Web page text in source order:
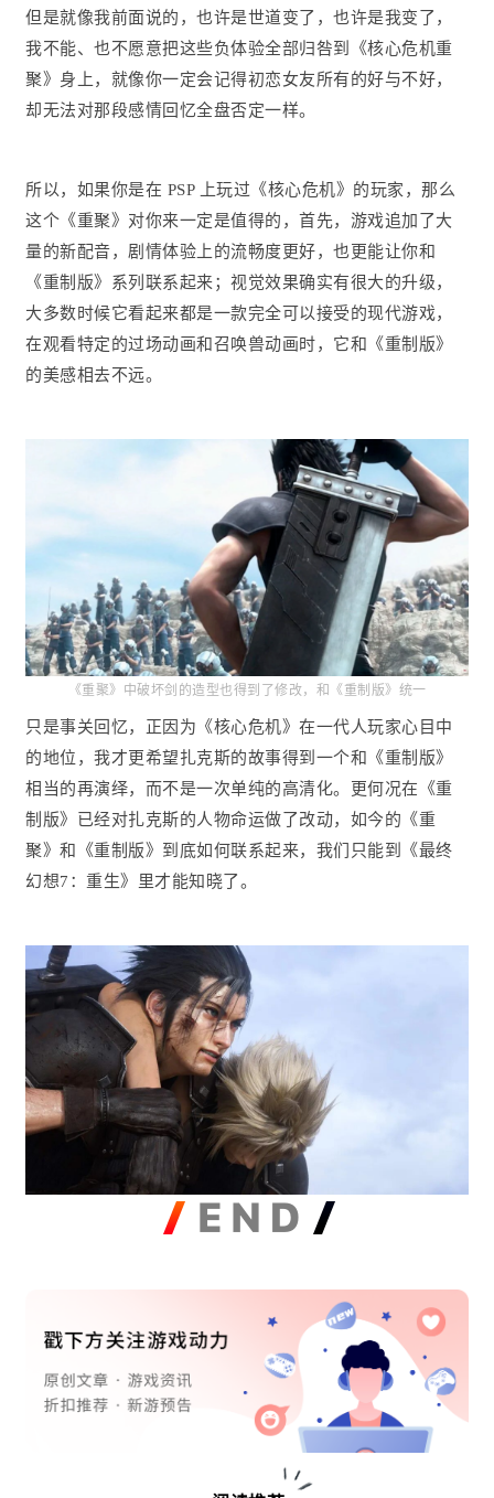
但是就像我前面说的，也许是世道变了，也许是我变了，
我不能、也不愿意把这些负体验全部归咎到《核心危机重
聚》身上，就像你一定会记得初恋女友所有的好与不好，
却无法对那段感情回忆全盘否定一样。
所以，如果你是在 PSP 上玩过《核心危机》的玩家，那么
这个《重聚》对你来一定是值得的，首先，游戏追加了大
量的新配音，剧情体验上的流畅度更好，也更能让你和
《重制版》系列联系起来；视觉效果确实有很大的升级，
大多数时候它看起来都是一款完全可以接受的现代游戏，
在观看特定的过场动画和召唤兽动画时，它和《重制版》
的美感相去不远。
《重聚》中破坏剑的造型也得到了修改，和《重制版》统一
只是事关回忆，正因为《核心危机》在一代人玩家心目中
的地位，我才更希望扎克斯的故事得到一个和《重制版》
相当的再演绎，而不是一次单纯的高清化。更何况在《重
制版》已经对扎克斯的人物命运做了改动，如今的《重
聚》和《重制版》到底如何联系起来，我们只能到《最终
幻想7：重生》里才能知晓了。